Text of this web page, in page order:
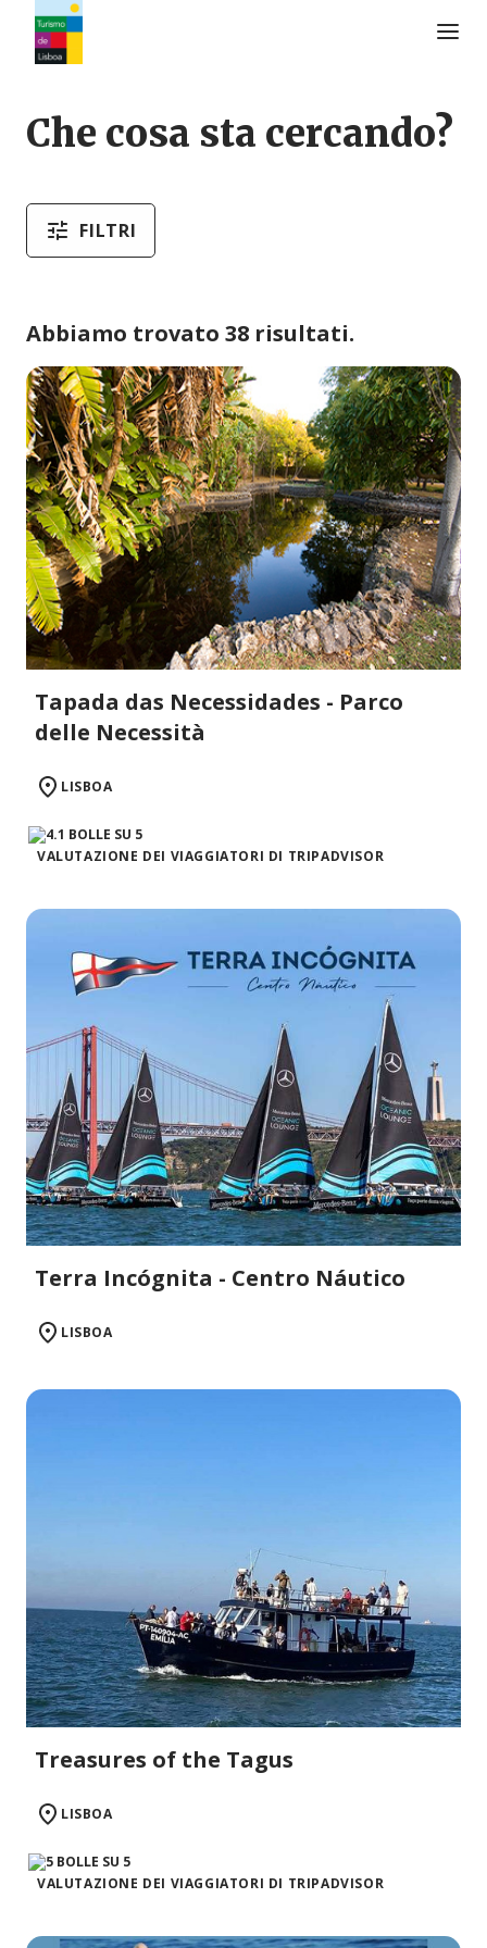
Che cosa sta cercando?
FILTRI
Abbiamo trovato 38 risultati.
Tapada das Necessidades - Parco
delle Necessità
LISBOA
VALUTAZIONE DEI VIAGGIATORI DI TRIPADVISOR
Terra Incógnita - Centro Náutico
LISBOA
Treasures of the Tagus
LISBOA
VALUTAZIONE DEI VIAGGIATORI DI TRIPADVISOR